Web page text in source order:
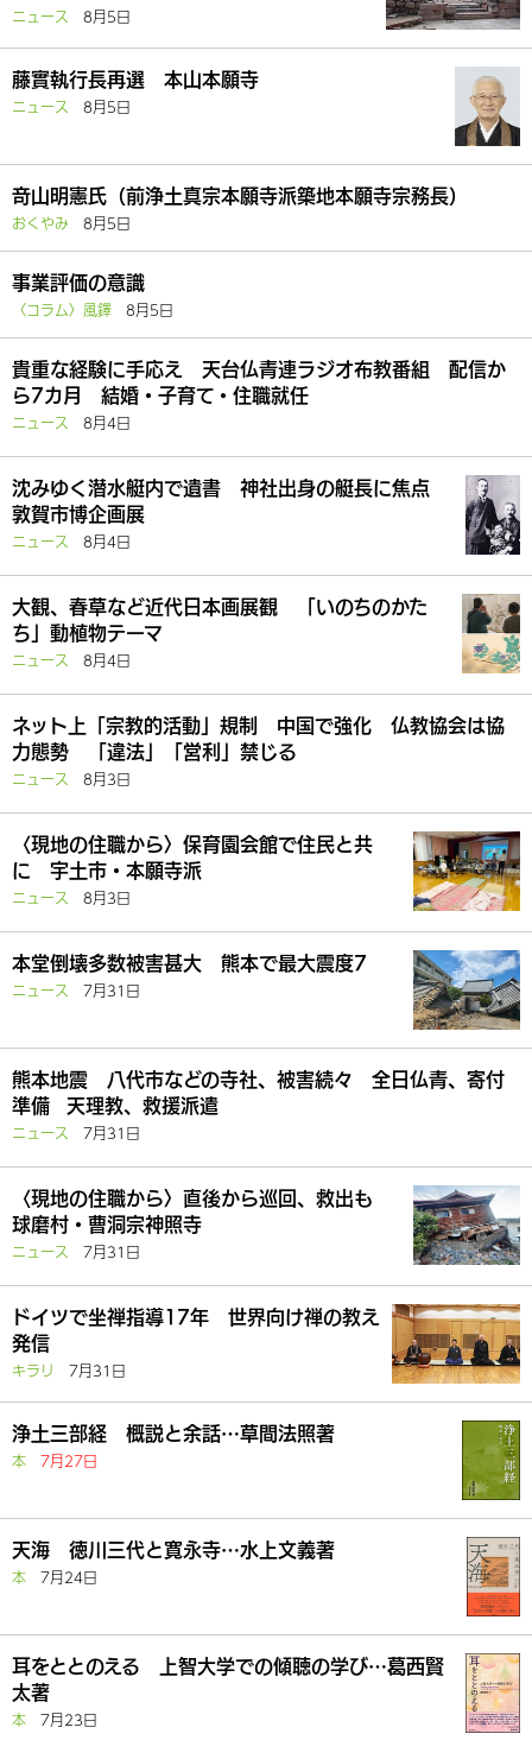
ニュース 8月5日
藤實執行長再選 本山本願寺
ニュース 8月5日
竒山明憲氏（前浄土真宗本願寺派築地本願寺宗務長）
おくやみ 8月5日
事業評価の意識
〈コラム〉風鐸 8月5日
貴重な経験に手応え 天台仏青連ラジオ布教番組 配信か
ら7カ月 結婚・子育て・住職就任
ニュース 8月4日
沈みゆく潜水艇内で遺書 神社出身の艇長に焦点
敦賀市博企画展
ニュース 8月4日
大観、春草など近代日本画展観 「いのちのかた
ち」動植物テーマ
ニュース 8月4日
ネット上「宗教的活動」規制 中国で強化 仏教協会は協
力態勢 「違法」「営利」禁じる
ニュース 8月3日
〈現地の住職から〉保育園会館で住民と共
に 宇土市・本願寺派
ニュース 8月3日
本堂倒壊多数被害甚大 熊本で最大震度7
ニュース 7月31日
熊本地震 八代市などの寺社、被害続々 全日仏青、寄付
準備 天理教、救援派遣
ニュース 7月31日
〈現地の住職から〉直後から巡回、救出も
球磨村・曹洞宗神照寺
ニュース 7月31日
ドイツで坐禅指導17年 世界向け禅の教え
発信
キラリ 7月31日
浄土三部経 概説と余話…草間法照著
本 7月27日
天海 徳川三代と寛永寺…水上文義著
本 7月24日
耳をととのえる 上智大学での傾聴の学び…葛西賢
太著
本 7月23日